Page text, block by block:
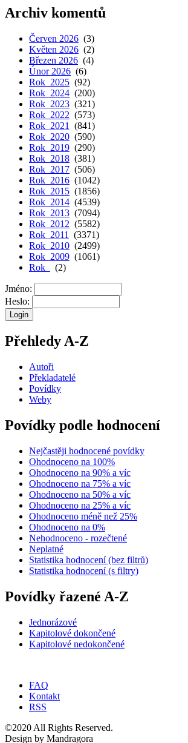
Archiv komentů
Červen 2026 (3)
Květen 2026 (2)
Březen 2026 (4)
Únor 2026 (6)
Rok 2025 (92)
Rok 2024 (200)
Rok 2023 (321)
Rok 2022 (573)
Rok 2021
(841)
Rok 2020 (590)
Rok 2019 (290)
Rok 2018 (381)
Rok 2017 (506)
Rok 2016 (1042)
Rok 2015 (1856)
Rok 2014 (4539)
Rok 2013 (7094)
Rok 2012 (5582)
Rok 2011
(3371)
Rok 2010 (2499)
Rok 2009 (1061)
Rok
(2)
Jméno:
Heslo:
Přehledy A-Z
Autoři
Překladatelé
Povídky
Weby
Povídky podle hodnocení
Nejčastěji hodnocené povídky
Ohodnoceno na 100%
Ohodnoceno na 90% a víc
Ohodnoceno na 75% a víc
Ohodnoceno na 50% a víc
Ohodnoceno na 25% a víc
Ohodnoceno méně než 25%
Ohodnoceno na 0%
Nehodnoceno - rozečtené
Neplatné
Statistika hodnocení (bez filtrů)
Statistika hodnocení (s filtry)
Povídky řazené A-Z
Jednorázové
Kapitolové dokončené
Kapitolové nedokončené
FAQ
Kontakt
RSS
©2020 All Rights Reserved.
Design by Mandragora